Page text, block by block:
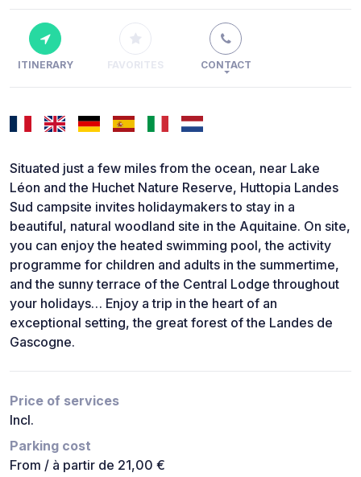
ITINERARY FAVORITES CONTACT
Situated just a few miles from the ocean, near Lake
Léon and the Huchet Nature Reserve, Huttopia Landes
Sud campsite invites holidaymakers to stay in a
beautiful, natural woodland site in the Aquitaine. On site,
you can enjoy the heated swimming pool, the activity
programme for children and adults in the summertime,
and the sunny terrace of the Central Lodge throughout
your holidays… Enjoy a trip in the heart of an
exceptional setting, the great forest of the Landes de
Gascogne.
Price of services
Incl.
Parking cost
From / à partir de 21,00 €